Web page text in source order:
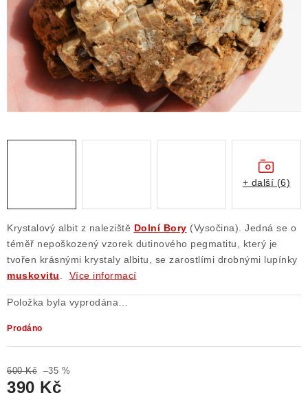
ČLÁNKY
NALEZIŠTĚ
NÁŠ PŘÍBĚH
Obchodní podmínky
Puncovní značky
Ochrana osobních údajů
Formulář pro uplatnění reklamace
Formulář pro odstoupení od smlouvy
Poučení o právu na odstoupení od smlouvy
Krystalový albit z naleziště Dolní Bory (Vysočina). Jedná se o
téměř nepoškozený vzorek dutinového pegmatitu, který je
tvořen krásnými krystaly albitu, se zarostlími drobnými lupínky
muskovitu
Více informací
Položka byla vyprodána…
Prodáno
600 Kč –35 %
390 Kč
+ další (6)